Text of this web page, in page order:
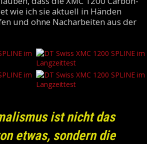
wie ich sie aktuell in Händen
und ohne Nacharbeiten aus der
ist nicht das
etwas, sondern die